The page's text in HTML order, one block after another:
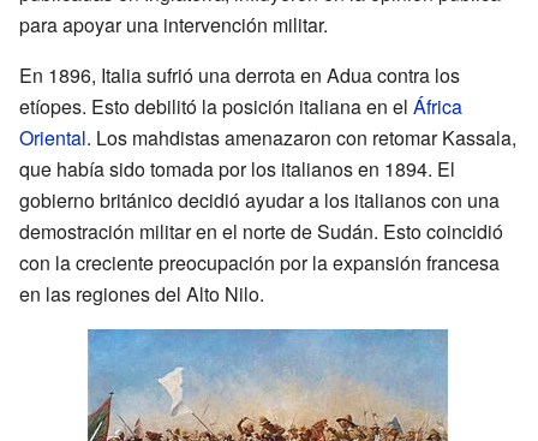
para apoyar una intervención militar.
En 1896, Italia sufrió una derrota en Adua contra los
etíopes. Esto debilitó la posición italiana en el África
Oriental. Los mahdistas amenazaron con retomar Kassala,
que había sido tomada por los italianos en 1894. El
gobierno británico decidió ayudar a los italianos con una
demostración militar en el norte de Sudán. Esto coincidió
con la creciente preocupación por la expansión francesa
en las regiones del Alto Nilo.